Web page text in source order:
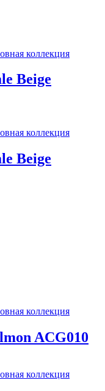
коллекция
Beige
коллекция
Beige
коллекция
AСG010
коллекция